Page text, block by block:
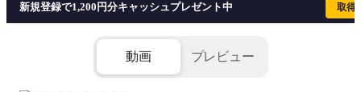
新規登録で1,200円分キャッシュプレゼント中 取得
動画 プレビュー